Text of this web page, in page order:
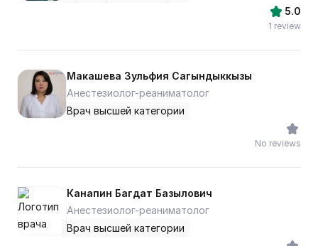
5.0
1 review
Макашева Зульфия Сагындыккызы
Анестезиолог-реаниматолог
Врач высшей категории
No reviews
Канапин Багдат Базылович
Анестезиолог-реаниматолог
Врач высшей категории